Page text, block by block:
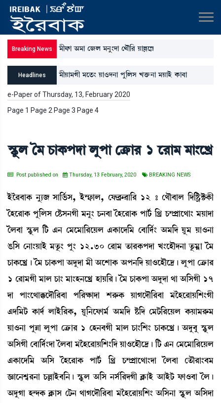
Breaking News ³ãó¡à "³à ë\º ³>å}ƒà ë=ï[¹ ÚàÀì´Ã
Headlines
³ãÚà³Kã ³ìt¡} Úà*ƒ>à šå[ºÎ Jv¡û¡>à ³ÚàÒü A¡à¤à
[W¡gàA¡[Å} ³åx;šà R¡ì´ÃàÒü
e-Paper of Thursday, 13, February 2020
Page 1 Page 2 Page 3 Page 4
ÑHåþº í³ W¡àA¡šƒà ºåšà ëyû¡à¹ 1 ì¹à³ ³à}ìJø
Post published on Thursday, 13 February, 2020 BREAKING NEWS
Òüî¹¤àA¡ >å¸\ Îà[®¢¡Î, Òü´£¡àº, ëó¡¤øç¡¯à[¹ 12 – ë=ï¤àº [ƒ[Ê¡öC¡A¡ã
íÒì¹àA¡ šå[ºÎ ëÊ¡Î>Kã ³>å} W¡>¤à íÒì¹àA¡ šài¢¡ [=ø W¡´ßàì=à} ³Úàƒà
íº¤à ÑHåþº [i¡ &> ë³ì³à[¹ìÚº &A¡àìƒ[³ ë¤à[ƒ¢} "³[ƒ Úå³ Úà*>à
R¡[Î ë>à}ÚàÒü ³tå¡} šå} 12.30 ë¹à³ t¡à¹A¡šƒà J}ìÒïƒ>à tå¡³¥à í³
W¡àA¡ìJø¡ú í³ W¡àA¡šà "ƒåƒà ³ã "ìÅàA¡ "š>[ƒ Úà*ìÒïì‰¡ú ºåšà ëyû¡à¹
1 ë¹à³Kã ³àº W¡à} ³à}Ò>ìJø ÒàÚ[¹¡ú í³ W¡àA¡šà "ƒåƒà =à "[ÎKã 17
ƒà šà}ì=àB¡ìƒï[¹¤à š[¹Û¡àƒà Å¹ç¡A¡ ÚàKìƒï[¹¤à ³îÒì¹àÚ[Å}Kã
&ƒ[³i¡ A¡àƒ¢ ºàÒü[¹A¡, Úå[>ìó¡à³¢ "³[ƒ Ê¡[ƒ ë³i¡[¹ìÚº A¡Úà³¹ç¡³
Úà*>à šåÄà ºåšà ëyû¡à¹ 1 ëÒ>¤Kã ³àº W¡à}[Å} W¡àA¡ìJø¡ú "ƒå¤å ÑHåþº
"[ÎKã ë¤à[ƒ¢}ƒà íº¤à ³îÒì¹àÚ[Å}[ƒ Úà*ìÒïì‰¡ú [i¡ &> ë³ì³à[¹ìÚº
&A¡àìƒ[³ "[Î íÒì¹àA¡ šài¢¡ [=ø W¡´ßàì=à}ƒà íº¤à ët¡ï¹à}¤³
`¡àì>Å«¹>à W¡ÀàÒü¤[>¡ú ÑHåþº "[Î >Î¢[¹ƒKã AÃ¡àÒü "àÒüi¡ ó¡à*¤à íº¡ú
"ƒåKà Ò@ƒA¡ AÃ¡àÎ ëi¡> =àKìƒï[¹¤à ³îÒì¹àÚ[Å} "[Î>à ÑHåþº "[Îƒà